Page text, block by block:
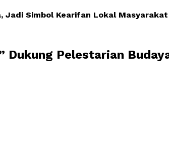
Jadi Simbol Kearifan Lokal
Dukung Pelestarian